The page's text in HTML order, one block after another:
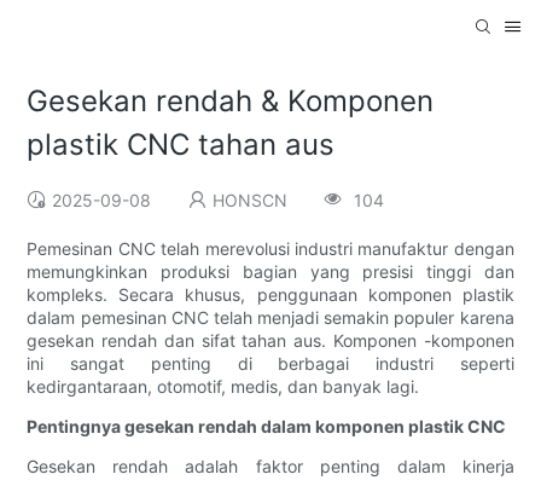
Gesekan rendah & Komponen
plastik CNC tahan aus
2025-09-08 HONSCN 104
Pemesinan CNC telah merevolusi industri manufaktur dengan
memungkinkan produksi bagian yang presisi tinggi dan
kompleks. Secara khusus, penggunaan komponen plastik
dalam pemesinan CNC telah menjadi semakin populer karena
gesekan rendah dan sifat tahan aus. Komponen -komponen
ini sangat penting di berbagai industri seperti
kedirgantaraan, otomotif, medis, dan banyak lagi.
Pentingnya gesekan rendah dalam komponen plastik CNC
Gesekan rendah adalah faktor penting dalam kinerja